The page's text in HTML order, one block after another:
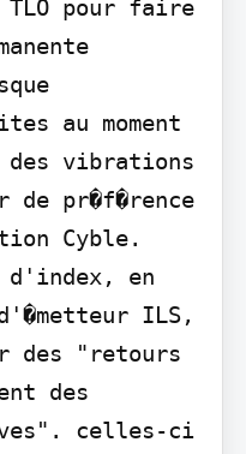
pour faire
au moment
des vibrations
pr�f�rence
Cyble.
en
ILS,
des "retours
des
celles-ci